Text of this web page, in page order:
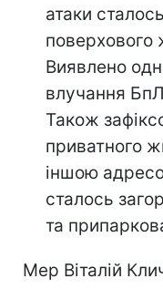
атаки
поверхового
Виявлено
влучання
Також
приватного
іншою
сталось
та
Мер Віталій